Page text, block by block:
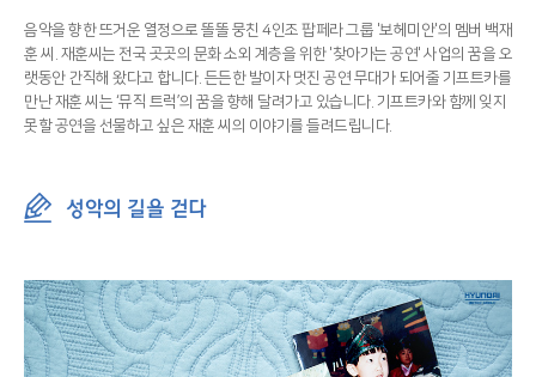
음악을 향한 뜨거운 열정으로 똘똘 뭉친 4인조 팝페라 그룹 '보헤미안'의 멤버 백재
훈 씨. 재훈씨는 전국 곳곳의 문화 소외 계층을 위한 '찾아가는 공연' 사업의 꿈을 오
랫동안 간직해 왔다고 합니다. 든든한 발이자 멋진 공연 무대가 되어줄 기프트카를
만난 재훈 씨는 ‘뮤직 트럭’의 꿈을 향해 달려가고 있습니다. 기프트카와 함께 잊지
못할 공연을 선물하고 싶은 재훈 씨의 이야기를 들려드립니다.
성악의 길을 걷다